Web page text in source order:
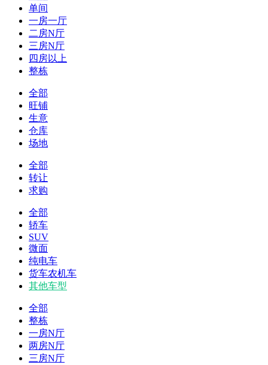
单间
一房一厅
二房N厅
三房N厅
四房以上
整栋
全部
旺铺
生意
仓库
场地
全部
转让
求购
全部
轿车
SUV
微面
纯电车
货车农机车
其他车型
全部
整栋
一房N厅
两房N厅
三房N厅